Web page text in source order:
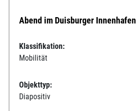
Abend im Duisburger Innenhafen
Klassifikation:
Mobilität
Objekttyp:
Diapositiv